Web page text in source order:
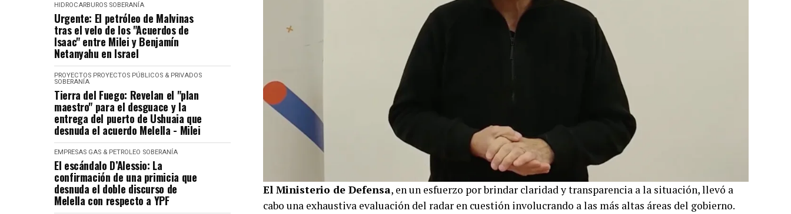
HIDROCARBUROS SOBERANÍA
Urgente: El petróleo de Malvinas
tras el velo de los "Acuerdos de
Isaac" entre Milei y Benjamín
Netanyahu en Israel
PROYECTOS PROYECTOS PÚBLICOS & PRIVADOS
SOBERANÍA
Tierra del Fuego: Revelan el "plan
maestro" para el desguace y la
entrega del puerto de Ushuaia que
desnuda el acuerdo Melella - Milei
EMPRESAS GAS & PETROLEO SOBERANÍA
El escándalo D’Alessio: La
confirmación de una primicia que
desnuda el doble discurso de
Melella con respecto a YPF
El Ministerio de Defensa, en un esfuerzo por brindar claridad y transparencia a la situación, llevó a
cabo una exhaustiva evaluación del radar en cuestión involucrando a las más altas áreas del gobierno.